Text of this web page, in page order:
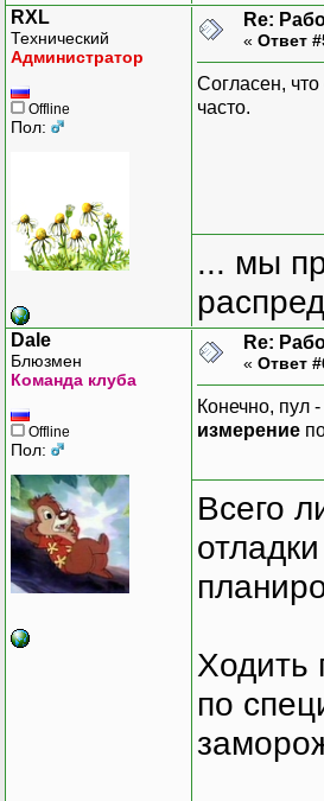
RXL
Технический
Администратор
Offline
Пол:
Re:
« Ответ
Согласен,
часто.
... мы
Dale
Блюзмен
Команда клуба
Offline
Пол:
Re:
« Ответ
Конечно, пул
измерение
Всего
Ходить
по